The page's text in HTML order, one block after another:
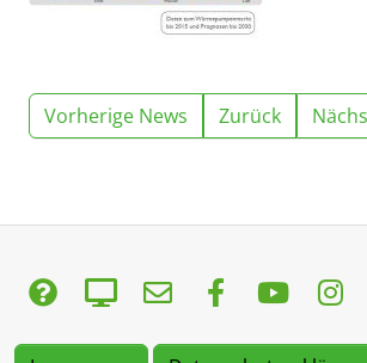
Vorherige News Zurück